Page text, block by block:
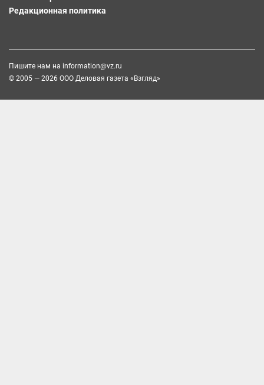
Редакционная политика
Пишите нам на information@vz.ru
© 2005 — 2026 ООО Деловая газета «Взгляд»